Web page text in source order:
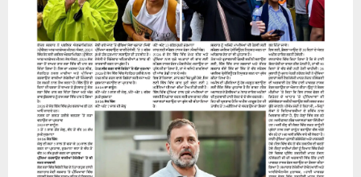
31 July 2026